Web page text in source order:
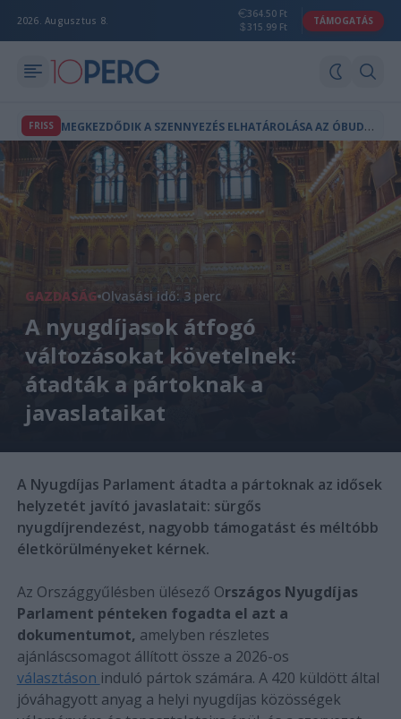
2026. Augusztus 8.
364.50 Ft
315.99 Ft
TÁMOGATÁS
FRISS M
EGKEZDŐDIK A SZENNYEZÉS ELHATÁROLÁSA AZ ÓBUDAI GÁZGYÁRNÁL
GAZDASÁG Olvasási idő: 3 perc
A nyugdíjasok átfogó
változásokat követelnek:
átadták a pártoknak a
javaslataikat
A Nyugdíjas Parlament átadta a pártoknak az idősek
helyzetét javító javaslatait: sürgős
nyugdíjrendezést, nagyobb támogatást és méltóbb
életkörülményeket kérnek.
Az Országgyűlésben ülésező Országos Nyugdíjas
Parlament pénteken fogadta el azt a
dokumentumot, amelyben részletes
ajánláscsomagot állított össze a 2026-os
választáson induló pártok számára. A 420 küldött által
jóváhagyott anyag a helyi nyugdíjas közösségek